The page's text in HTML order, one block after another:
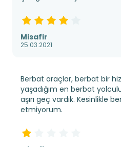
Misafir
25.03.2021
Berbat araçlar, berbat bir
yaşadığım en berbat
aşırı geç vardık. Kesinlikle
etmiyorum.